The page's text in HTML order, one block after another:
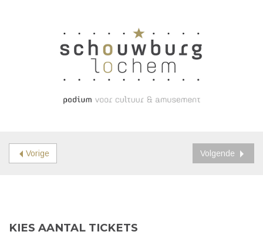
Vorige Volgende
KIES AANTAL TICKETS